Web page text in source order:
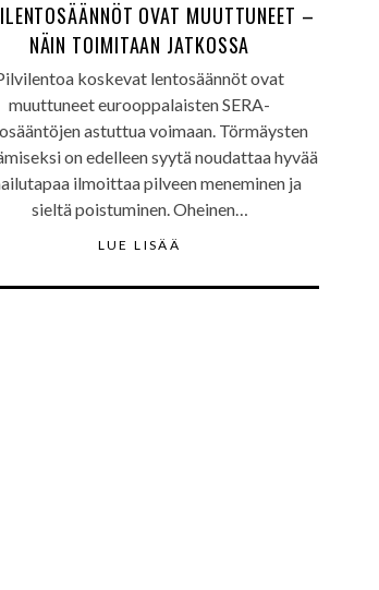
OVAT MUUTTUNEET –
NÄIN TOIMITAAN JATKOSSA
koskevat lentosäännöt ovat
muuttuneet eurooppalaisten SERA-
astuttua voimaan. Törmäysten
on edelleen syytä noudattaa hyvää
ilmoittaa pilveen meneminen ja
sieltä poistuminen. Oheinen…
LUE LISÄÄ